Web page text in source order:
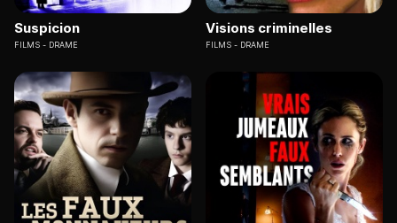
Suspicion
FILMS DRAME
Visions criminelles
FILMS DRAME